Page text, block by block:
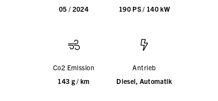
05 / 2024
190 PS / 140 kW
Co2 Emission
143 g / km
Antrieb
Diesel, Automatik